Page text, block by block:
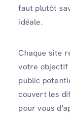
faut plutôt
idéale.
Chaque site
votre objectif
public
couvert les
pour vous